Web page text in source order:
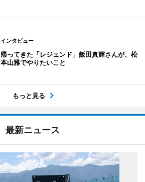
インタビュー
帰ってきた「レジェンド」飯田真輝さんが、松
本山雅でやりたいこと
もっと見る
最新ニュース